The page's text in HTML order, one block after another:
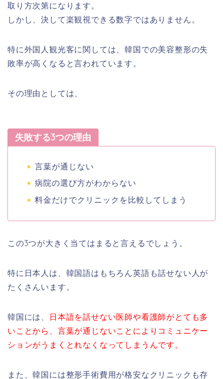
取り方次第になります。
しかし、決して楽観視できる数字ではありません。
特に外国人観光客に関しては、韓国での美容整形の失
敗率が高くなると言われています。
その理由としては、
失敗する3つの理由
言葉が通じない
病院の選び方がわからない
料金だけでクリニックを比較してしまう
この3つが大きく当てはまると言えるでしょう。
特に日本人は、韓国語はもちろん英語も話せない人が
たくさんいます。
韓国には、 日本語を話せない医師や看護師がとても多
いことから、言葉が通じないことによりコミュニケー
ションがうまくとれなくなってしまうんです。
また、韓国には整形手術費用が格安なクリニックも存